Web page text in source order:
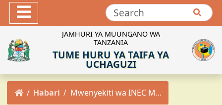
JAMHURI YA MUUNGANO WA
TANZANIA
TUME HURU YA TAIFA YA
UCHAGUZI
Hotuba
Maktaba ya Picha
Maktaba ya Video
INEC-TZ Online TV
MACHAPISHO
Sheria za Uchaguzi
Habari Mwenyekiti wa INEC M...